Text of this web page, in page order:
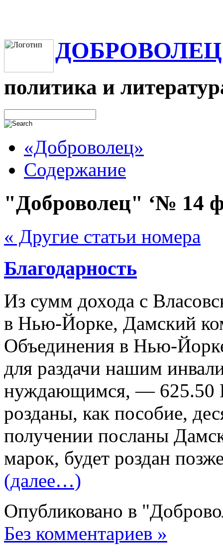
ДОБРОВОЛЕЦ
политика и
«Доброволец»
Содержание
"Доброволец" ‘№ 14
« Другие статьи номера
Благодарность
Из сумм дохода с
в Нью-Йорке, Дамский
Объединения в Нью-
для раздачи нашим
нуждающимся, — 625.50
розданы, как пособие,
получении посланы
марок, будет роздан
(далее…)
Опубликовано в
Без комментариев »